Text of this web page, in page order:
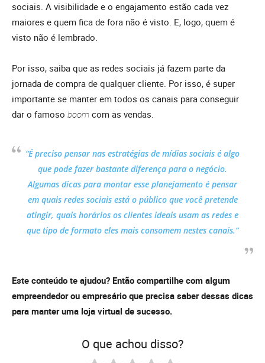
sociais. A visibilidade e o engajamento estão cada vez
maiores e quem fica de fora não é visto. E, logo, quem é
visto não é lembrado.
Por isso, saiba que as redes sociais já fazem parte da
jornada de compra de qualquer cliente. Por isso, é super
importante se manter em todos os canais para conseguir
dar o famoso boom com as vendas.
“É preciso pensar nas estratégias de mídias sociais é algo
que pode fazer bastante diferença para o negócio.
Algumas dicas para montar esse planejamento é pensar
em quais redes sociais está o público que você pretende
atingir, quais horários os clientes ideais usam as redes e
que tipo de formato eles mais consomem nestes canais.”
Este conteúdo te ajudou? Então compartilhe com algum
empreendedor ou empresário que precisa saber dessas dicas
para manter uma loja virtual de sucesso.
O que achou disso?